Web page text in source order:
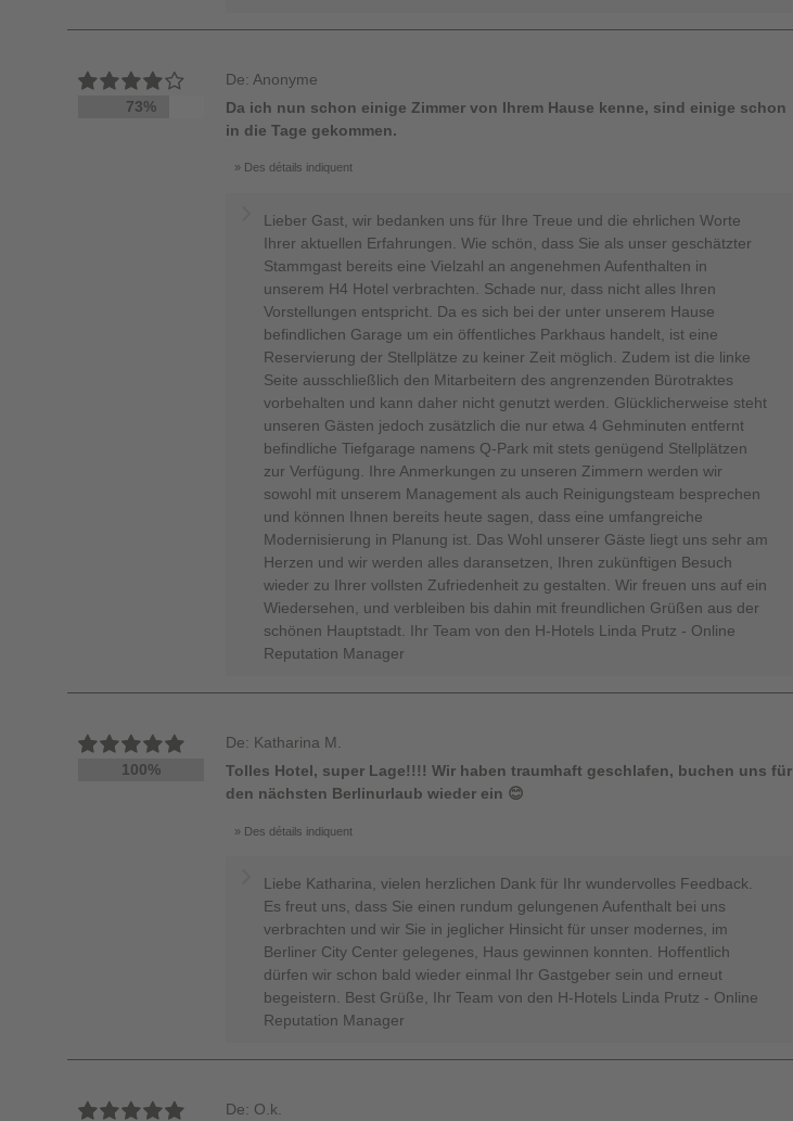
73%
De: Anonyme
Da ich nun schon einige Zimmer von Ihrem Hause kenne, sind einige schon
in die Tage gekommen.
Des détails indiquent
Lieber Gast, wir bedanken uns für Ihre Treue und die ehrlichen Worte
Ihrer aktuellen Erfahrungen. Wie schön, dass Sie als unser geschätzter
Stammgast bereits eine Vielzahl an angenehmen Aufenthalten in
unserem H4 Hotel verbrachten. Schade nur, dass nicht alles Ihren
Vorstellungen entspricht. Da es sich bei der unter unserem Hause
befindlichen Garage um ein öffentliches Parkhaus handelt, ist eine
Reservierung der Stellplätze zu keiner Zeit möglich. Zudem ist die linke
Seite ausschließlich den Mitarbeitern des angrenzenden Bürotraktes
vorbehalten und kann daher nicht genutzt werden. Glücklicherweise steht
unseren Gästen jedoch zusätzlich die nur etwa 4 Gehminuten entfernt
befindliche Tiefgarage namens Q-Park mit stets genügend Stellplätzen
zur Verfügung. Ihre Anmerkungen zu unseren Zimmern werden wir
sowohl mit unserem Management als auch Reinigungsteam besprechen
und können Ihnen bereits heute sagen, dass eine umfangreiche
Modernisierung in Planung ist. Das Wohl unserer Gäste liegt uns sehr am
Herzen und wir werden alles daransetzen, Ihren zukünftigen Besuch
wieder zu Ihrer vollsten Zufriedenheit zu gestalten. Wir freuen uns auf ein
Wiedersehen, und verbleiben bis dahin mit freundlichen Grüßen aus der
schönen Hauptstadt. Ihr Team von den H-Hotels Linda Prutz - Online
Reputation Manager
100%
De: Katharina M.
Tolles Hotel, super Lage!!!! Wir haben traumhaft geschlafen, buchen uns für
den nächsten Berlinurlaub wieder ein 😊
Des détails indiquent
Liebe Katharina, vielen herzlichen Dank für Ihr wundervolles Feedback.
Es freut uns, dass Sie einen rundum gelungenen Aufenthalt bei uns
verbrachten und wir Sie in jeglicher Hinsicht für unser modernes, im
Berliner City Center gelegenes, Haus gewinnen konnten. Hoffentlich
dürfen wir schon bald wieder einmal Ihr Gastgeber sein und erneut
begeistern. Best Grüße, Ihr Team von den H-Hotels Linda Prutz - Online
Reputation Manager
De: O.k.